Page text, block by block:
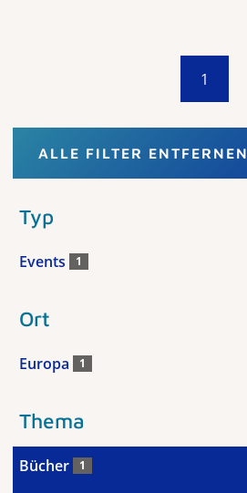
1
ALLE FILTER ENTFERNEN
Typ
Events 1
Ort
Europa 1
Thema
Bücher 1